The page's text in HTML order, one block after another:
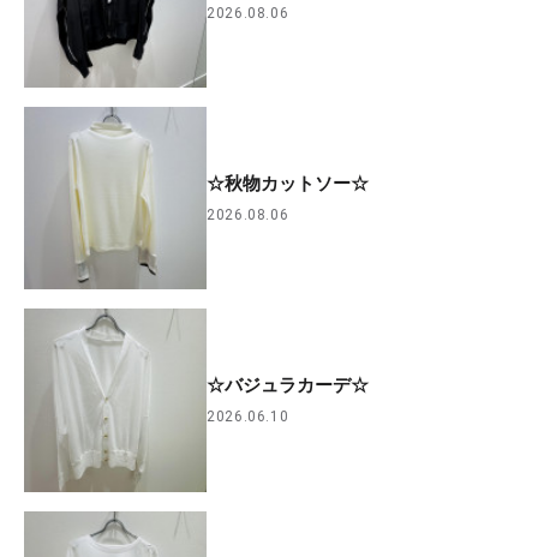
2026.08.06
☆秋物カットソー☆
2026.08.06
☆バジュラカーデ☆
2026.06.10